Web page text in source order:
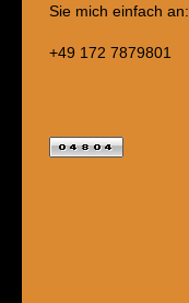
Sie mich einfach an:
+49 172 7879801